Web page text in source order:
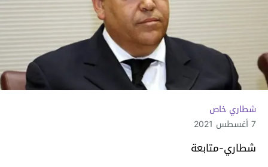
شطاري خاص
7 أغسطس 2021
شطاري-متابعة